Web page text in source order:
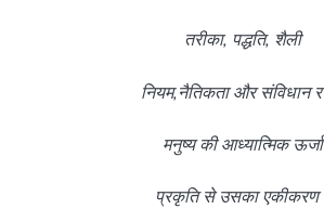
तरीका, पद्धति, शैली
नियम,नैतिकता और संविधान
मनुष्य की आध्यात्मिक ऊर्जा
प्रकृति से उसका एकीकरण